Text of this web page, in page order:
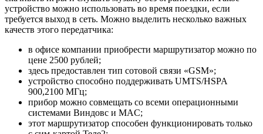
устройство можно использовать во время поездки, если
требуется выход в сеть. Можно выделить несколько важных
качеств этого передатчика:
в офисе компании приобрести маршрутизатор можно по
цене 2500 рублей;
здесь предоставлен тип сотовой связи «GSM»;
устройство способно поддерживать UMTS/HSPA
900,2100 МГц;
прибор можно совмещать со всеми операционными
системами Виндовс и MAC;
этот маршрутизатор способен функционировать только